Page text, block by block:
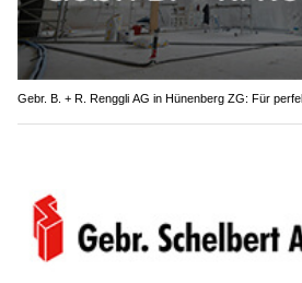
Gebr. B. + R.